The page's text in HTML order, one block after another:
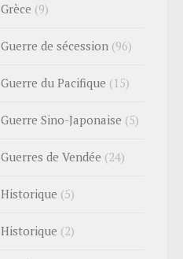
Grèce (9)
Guerre de sécession (96)
Guerre du Pacifique (15)
Guerre Sino-Japonaise (5)
Guerres de Vendée (24)
Historique (5)
Historique (2)